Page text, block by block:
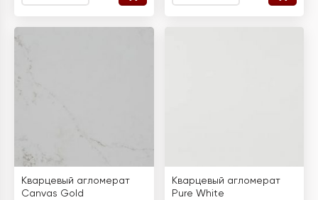
Кварцевый агломерат
Canvas Gold
Кварцевый агломерат
Pure White